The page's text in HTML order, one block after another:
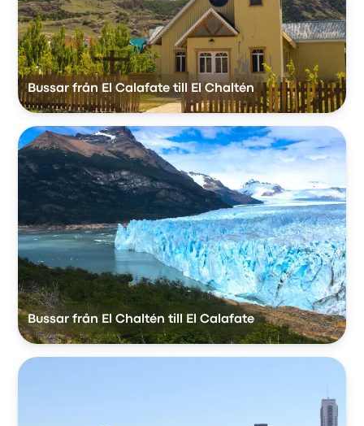
Bussar från El Calafate till El Chaltén
Bussar från El Chaltén till El Calafate